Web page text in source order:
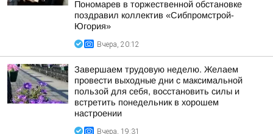
Пономарев в торжественной обстановке
поздравил коллектив «Сибпромстрой-
Югория»
Вчера, 20:12
Завершаем трудовую неделю. Желаем
провести выходные дни с максимальной
пользой для себя, восстановить силы и
встретить понедельник в хорошем
настроении
Вчера, 19:31